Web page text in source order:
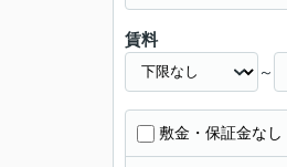
賃料
～
敷金・保証金なし